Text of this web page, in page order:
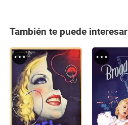
También te puede interesar